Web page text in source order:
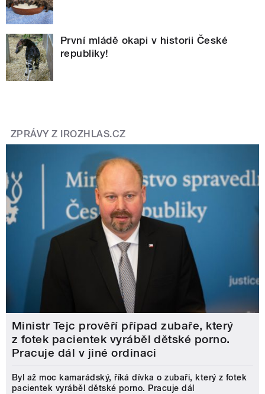
První mládě okapi v historii České
republiky!
ZPRÁVY Z IROZHLAS.CZ
Ministr Tejc prověří případ zubaře, který
z fotek pacientek vyráběl dětské porno.
Pracuje dál v jiné ordinaci
Byl až moc kamarádský, říká dívka o zubaři, který z fotek
pacientek vyráběl dětské porno. Pracuje dál